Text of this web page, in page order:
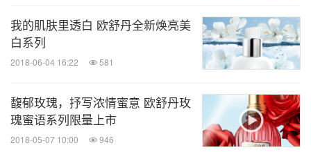
欧舒丹的快乐，源自与生俱来的幸福感。
希望每个人使用它，内心都充满快乐温暖。
敬请扫一扫二维码关注欧舒丹天猫店：欧舒丹官方旗
舰店
我的肌肤里透白 欧舒丹全新焕亮美
白系列
2018-06-04 16:22 581
馥郁玫瑰，抒写浓情蜜意 欧舒丹玫
瑰蜜语系列限量上市
2018-05-07 10:00 946